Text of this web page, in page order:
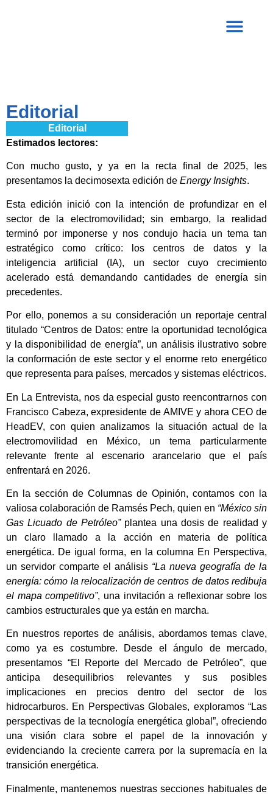
Editorial
Editorial
Estimados lectores:
Con mucho gusto, y ya en la recta final de 2025, les
presentamos la decimosexta edición de Energy Insights.
Esta edición inició con la intención de profundizar en el
sector de la electromovilidad; sin embargo, la realidad
terminó por imponerse y nos condujo hacia un tema tan
estratégico como crítico: los centros de datos y la
inteligencia artificial (IA), un sector cuyo crecimiento
acelerado está demandando cantidades de energía sin
precedentes.
Por ello, ponemos a su consideración un reportaje central
titulado “Centros de Datos: entre la oportunidad tecnológica
y la disponibilidad de energía”, un análisis ilustrativo sobre
la conformación de este sector y el enorme reto energético
que representa para países, mercados y sistemas eléctricos.
En La Entrevista, nos da especial gusto reencontrarnos con
Francisco Cabeza, expresidente de AMIVE y ahora CEO de
HeadEV, con quien analizamos la situación actual de la
electromovilidad en México, un tema particularmente
relevante frente al escenario arancelario que el país
enfrentará en 2026.
En la sección de Columnas de Opinión, contamos con la
valiosa colaboración de Ramsés Pech, quien en “México sin
Gas Licuado de Petróleo”plantea una dosis de realidad y
un claro llamado a la acción en materia de política
energética. De igual forma, en la columna En Perspectiva,
un servidor comparte el análisis “La nueva geografía de la
energía: cómo la relocalización de centros de datos redibuja
el mapa competitivo”, una invitación a reflexionar sobre los
cambios estructurales que ya están en marcha.
En nuestros reportes de análisis, abordamos temas clave,
como ya es costumbre. Desde el ángulo de mercado,
presentamos “El Reporte del Mercado de Petróleo”, que
anticipa desequilibrios relevantes y sus posibles
implicaciones en precios dentro del sector de los
hidrocarburos. En Perspectivas Globales, exploramos “Las
perspectivas de la tecnología energética global”, ofreciendo
una visión clara sobre el papel de la innovación y
evidenciando la creciente carrera por la supremacía en la
transición energética.
Finalmente, mantenemos nuestras secciones habituales de